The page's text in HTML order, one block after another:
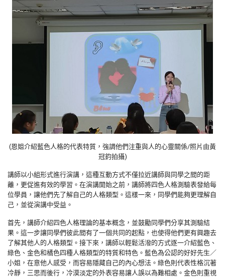
(恩姐介紹藍色人格的代表特質，強調他們注重與人的心靈關係/照片由黃
冠鈞拍攝)
講師以小組形式進行演講，這種互動方式不僅拉近講師與同學之間的距
離，更促進有效的學習。在演講開始之前，講師將四色人格測驗表發給每
位學員，讓他們先了解自己的人格類型。這樣一來，同學們能夠更理解自
己，並從演講中受益。
首先，講師介紹四色人格理論的基本概念，並鼓勵同學們分享其測驗結
果。這一步讓同學們彼此間有了一個共同的起點，也使得他們更有興趣去
了解其他人的人格類型。接下來，講師以輕鬆活潑的方式逐一介紹藍色、
綠色、金色和橘色四種人格類型的特質和特色。藍色為公認的好好先生／
小姐，在意他人感受，而容易隱藏自己的內心想法。綠色則代表性格沉著
冷靜，三思而後行，冷漠淡定的外表容易讓人誤以為難相處。金色則重視